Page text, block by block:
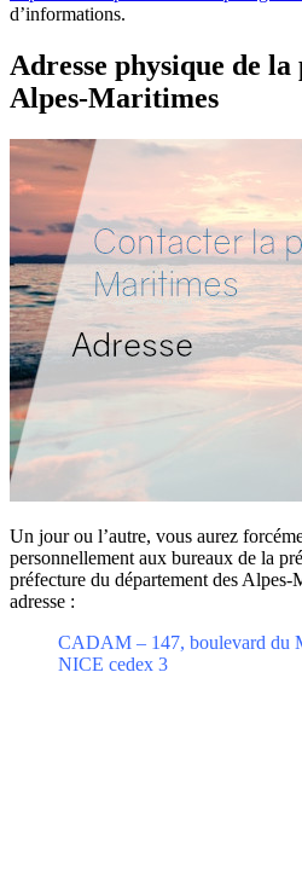
d’informations.
Adresse physique de
Alpes-Maritimes
Un jour ou l’autre, vous aurez
personnellement aux bureaux de la
préfecture du département des Alpes-
adresse :
CADAM – 147, boulevard du
NICE cedex 3